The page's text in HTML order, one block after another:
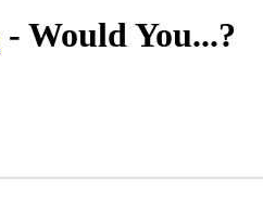
- Would You...?